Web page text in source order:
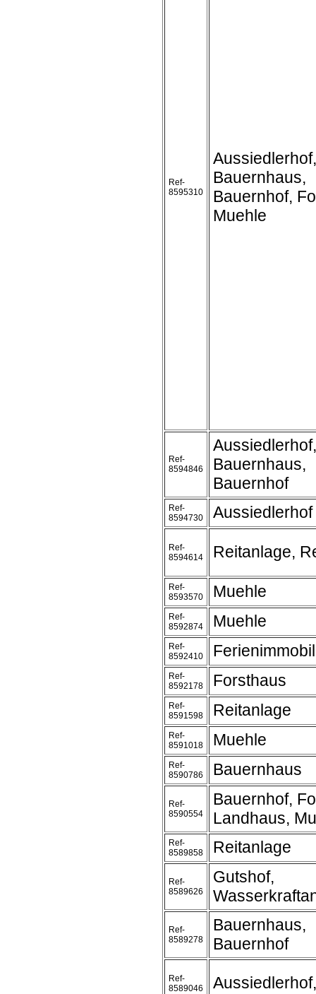
Ref-
8595310
Aussiedlerhof,
Bauernhaus,
Bauernhof,
Muehle
Ref-
8594846
Aussiedlerhof,
Bauernhaus,
Bauernhof
Ref-
8594730
Aussiedlerhof
Ref-
8594614
Reitanlage,
Ref-
8593570
Muehle
Ref-
8592874
Muehle
Ref-
8592410
Ref-
8592178
Forsthaus
Ref-
8591598
Reitanlage
Ref-
8591018
Muehle
Ref-
8590786
Bauernhaus
Ref-
8590554
Bauernhof,
Landhaus,
Ref-
8589858
Reitanlage
Ref-
8589626
Gutshof,
Ref-
8589278
Bauernhaus,
Bauernhof
Ref-
8589046